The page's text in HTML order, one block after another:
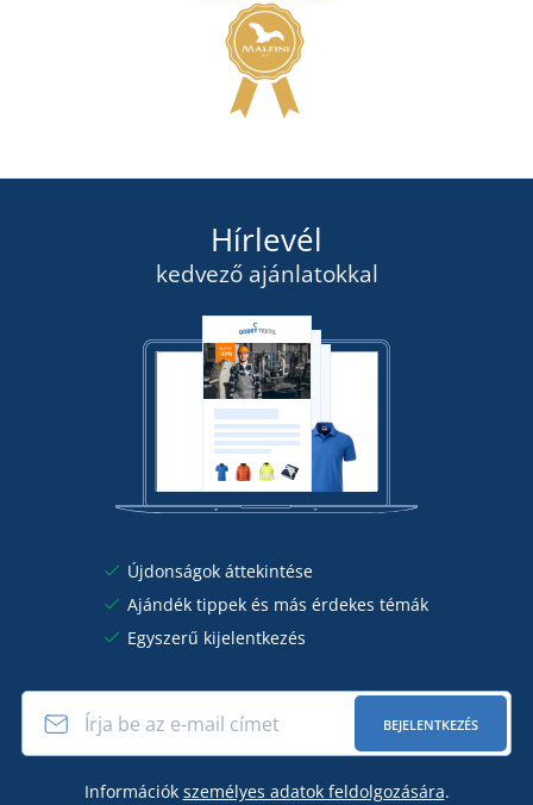
Hírlevél
kedvező ajánlatokkal
Újdonságok áttekintése
Ajándék tippek és más érdekes témák
Egyszerű kijelentkezés
BEJELENTKEZÉS
Információk személyes adatok feldolgozására.